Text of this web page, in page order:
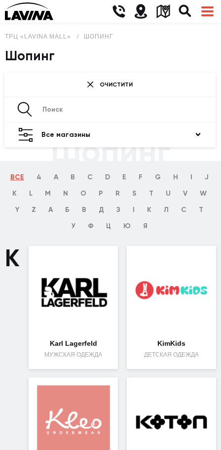
ТРЦ «LAVINA MALL» ШОПИНГ
Шопинг
Все магазины
ОЧИСТИТИ
Шопинг
ВСЕ 4 A B C D E F G H I
J
K
L M N O P R S T U V
W
Y
Z А Б В Д З І К Л С
Т
У
Ф Ц Ю Я
K
Karl Lagerfeld
МУЖСКАЯ ОДЕЖДА
KimKids
ДЕТСКАЯ ОДЕЖДА